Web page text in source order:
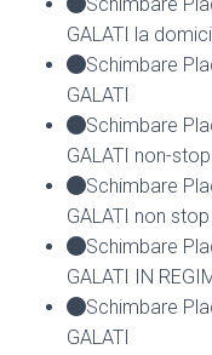
Schimbare
GALATI la
Schimbare
GALATI
Schimbare
GALATI non-stop
Schimbare
GALATI non stop
Schimbare
GALATI IN
Schimbare
GALATI